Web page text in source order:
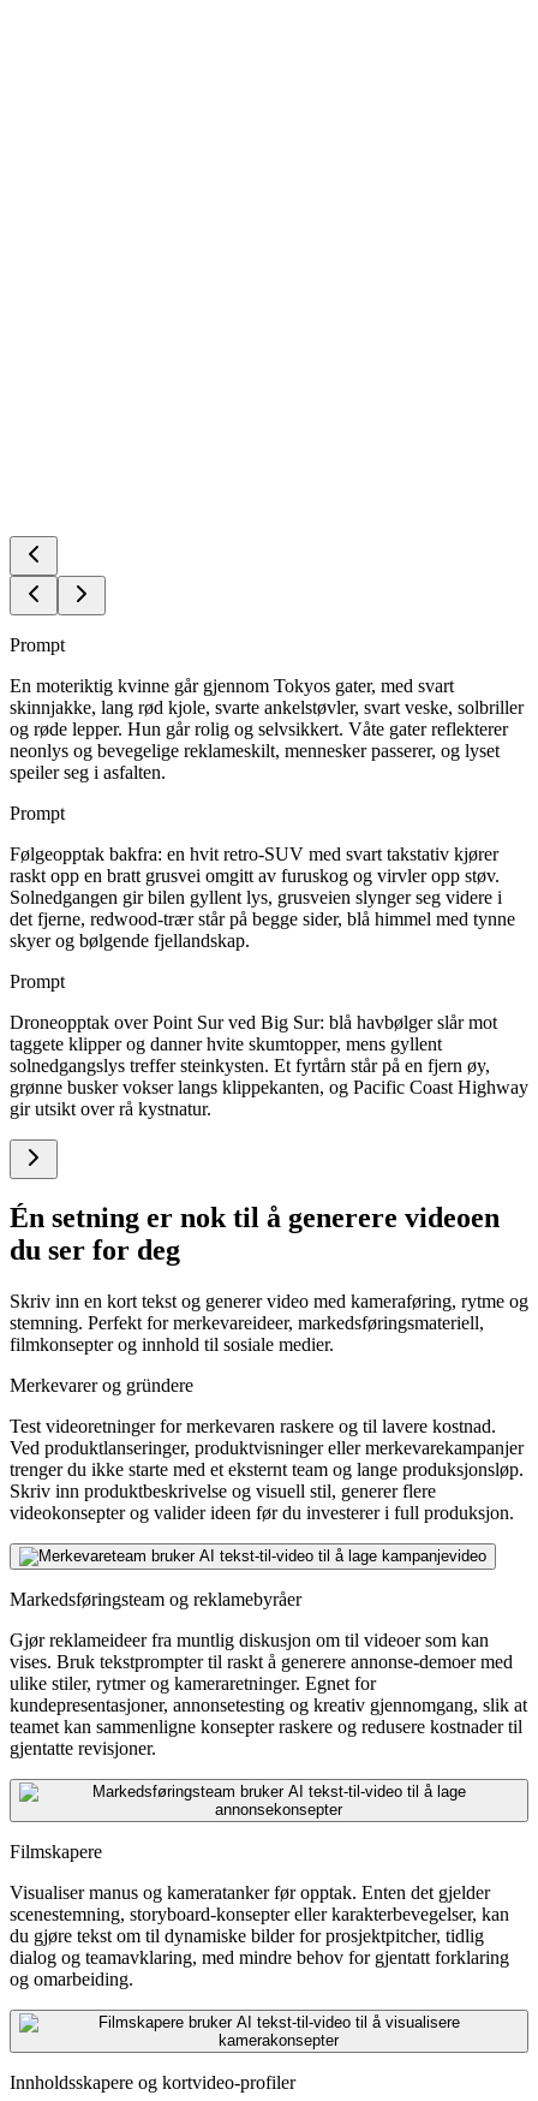
Prompt
En moteriktig kvinne går gjennom Tokyos gater, med svart
skinnjakke, lang rød kjole, svarte ankelstøvler, svart veske, solbriller
og røde lepper. Hun går rolig og selvsikkert. Våte gater reflekterer
neonlys og bevegelige reklameskilt, mennesker passerer, og lyset
speiler seg i asfalten.
Prompt
Følgeopptak bakfra: en hvit retro-SUV med svart takstativ kjører
raskt opp en bratt grusvei omgitt av furuskog og virvler opp støv.
Solnedgangen gir bilen gyllent lys, grusveien slynger seg videre i
det fjerne, redwood-trær står på begge sider, blå himmel med tynne
skyer og bølgende fjellandskap.
Prompt
Droneopptak over Point Sur ved Big Sur: blå havbølger slår mot
taggete klipper og danner hvite skumtopper, mens gyllent
solnedgangslys treffer steinkysten. Et fyrtårn står på en fjern øy,
grønne busker vokser langs klippekanten, og Pacific Coast Highway
gir utsikt over rå kystnatur.
Én setning er nok til å generere videoen
du ser for deg
Skriv inn en kort tekst og generer video med kameraføring, rytme og
stemning. Perfekt for merkevareideer, markedsføringsmateriell,
filmkonsepter og innhold til sosiale medier.
Merkevarer og gründere
Test videoretninger for merkevaren raskere og til lavere kostnad.
Ved produktlanseringer, produktvisninger eller merkevarekampanjer
trenger du ikke starte med et eksternt team og lange produksjonsløp.
Skriv inn produktbeskrivelse og visuell stil, generer flere
videokonsepter og valider ideen før du investerer i full produksjon.
Markedsføringsteam og reklamebyråer
Gjør reklameideer fra muntlig diskusjon om til videoer som kan
vises. Bruk tekstprompter til raskt å generere annonse-demoer med
ulike stiler, rytmer og kameraretninger. Egnet for
kundepresentasjoner, annonsetesting og kreativ gjennomgang, slik at
teamet kan sammenligne konsepter raskere og redusere kostnader til
gjentatte revisjoner.
Filmskapere
Visualiser manus og kameratanker før opptak. Enten det gjelder
scenestemning, storyboard-konsepter eller karakterbevegelser, kan
du gjøre tekst om til dynamiske bilder for prosjektpitcher, tidlig
dialog og teamavklaring, med mindre behov for gjentatt forklaring
og omarbeiding.
Innholdsskapere og kortvideo-profiler